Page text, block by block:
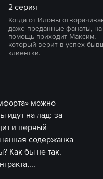
2 серия
Когда от Илоны
даже преданные фанаты, на
помощь приходит Максим,
который верит в успех
клиентки.
можно
идут на лад: за
и первый
содержанка
Как бы не так.